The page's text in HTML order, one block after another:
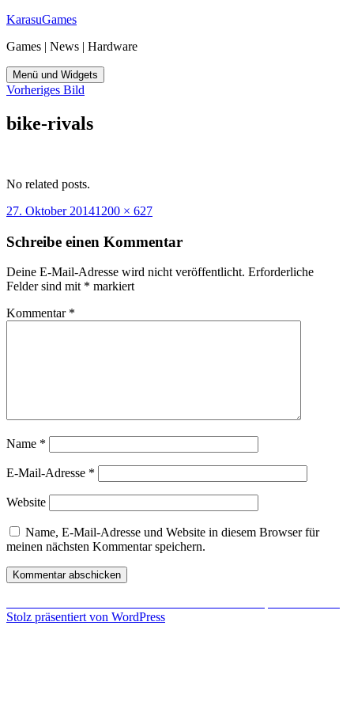
Zum
springen
KarasuGames
Games | News | Hardware
Menü und Widgets
Vorheriges Bild
bike-rivals
No related posts.
Veröffentlicht
27. Oktober 2014Originalgröße
1200 × 627
Schreibe einen Kommentar
Deine E-Mail-Adresse wird nicht veröffentlicht. Erforderliche
Felder sind mit * markiert
Kommentar *
Name *
E-Mail-Adresse *
Website
Name, E-Mail-Adresse und Website in diesem Browser für
meinen nächsten Kommentar speichern.
Beitragsnavigation
Stolz präsentiert von WordPress